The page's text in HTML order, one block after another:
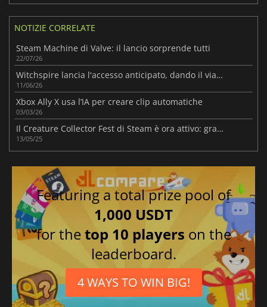
NOTIZIE CORRELATE
Steam Machine di Valve: il lancio sorprende tutti
22/07/26
Witchspire lancia l'accesso anticipato, dando il via a un viaggio di sopravvivenza
11/06/26
Xbox Ally X usa l’IA per creare clip automatiche
03/03/26
Il Creature Collector Fest di Steam è ora attivo: grandi offerte!
13/05/25
Featuring a total prize pool of
1,000 USDT
for thetop 10 players on the
leaderboard.
4 WAYS TO WIN BIG!